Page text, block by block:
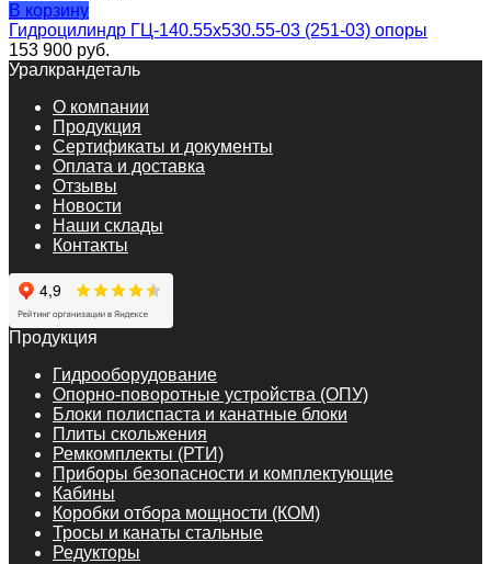
В корзину
Гидроцилиндр ГЦ-140.55х530.55-03 (251-03) опоры
153 900 руб.
Уралкрандеталь
О компании
Продукция
Сертификаты и документы
Оплата и доставка
Отзывы
Новости
Наши склады
Контакты
Продукция
Гидрооборудование
Опорно-поворотные устройства (ОПУ)
Блоки полиспаста и канатные блоки
Плиты скольжения
Ремкомплекты (РТИ)
Приборы безопасности и комплектующие
Кабины
Коробки отбора мощности (КОМ)
Тросы и канаты стальные
Редукторы